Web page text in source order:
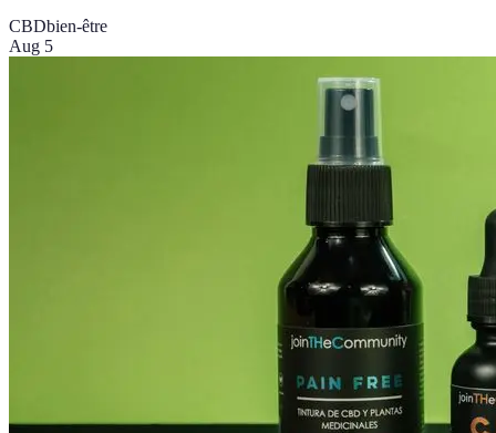
CBDbien-être
Aug 5